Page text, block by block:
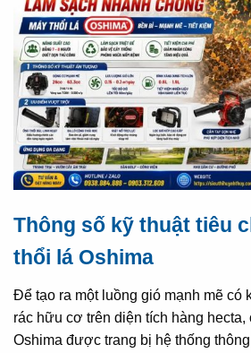
Thông số kỹ thuật tiêu
thổi lá Oshima
Để tạo ra một luồng gió mạnh mẽ có
rác hữu cơ trên diện tích hàng hecta,
Oshima được trang bị hệ thống